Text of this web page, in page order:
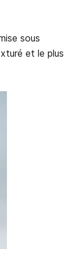
sous
et le plus